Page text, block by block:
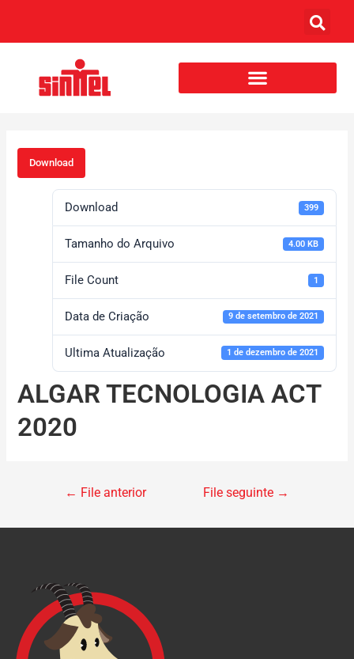
Download
Download 399
Tamanho do Arquivo 4.00 KB
File Count 1
Data de Criação 9 de setembro de 2021
Ultima Atualização 1 de dezembro de 2021
ALGAR TECNOLOGIA ACT
2020
← File anterior File seguinte →